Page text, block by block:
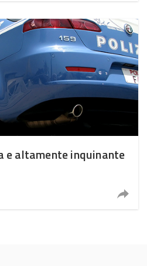
e altamente inquinante